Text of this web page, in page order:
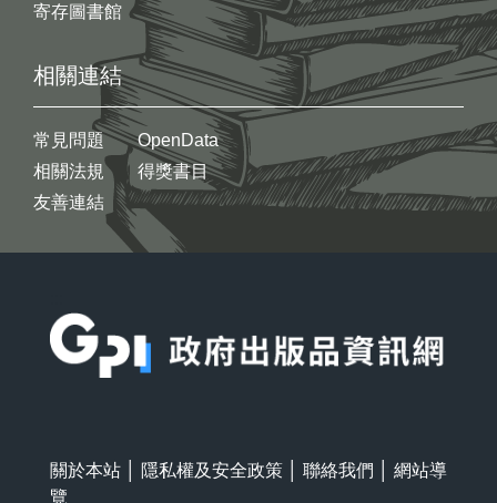
寄存圖書館
相關連結
常見問題
相關法規
友善連結
OpenData
得獎書目
關於本站 隱私權及安全政策 聯絡我們
網站導
覽